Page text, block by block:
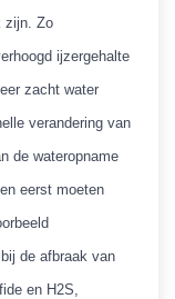
zijn. Zo
ijzergehalte
zacht water
verandering van
de wateropname
eerst moeten
de afbraak van
en H2S,